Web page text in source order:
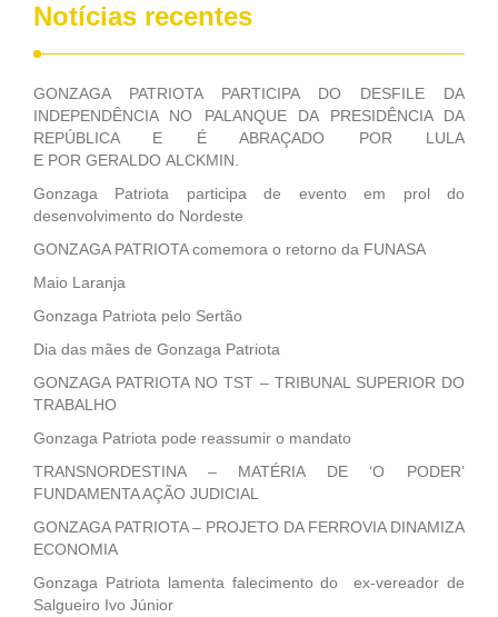
Notícias recentes
GONZAGA PATRIOTA PARTICIPA DO DESFILE DA
INDEPENDÊNCIA NO PALANQUE DA PRESIDÊNCIA DA
REPÚBLICA E É ABRAÇADO POR LULA
E POR GERALDO ALCKMIN.
Gonzaga Patriota participa de evento em prol do
desenvolvimento do Nordeste
GONZAGA PATRIOTA comemora o retorno da FUNASA
Maio Laranja
Gonzaga Patriota pelo Sertão
Dia das mães de Gonzaga Patriota
GONZAGA PATRIOTA NO TST – TRIBUNAL SUPERIOR DO
TRABALHO
Gonzaga Patriota pode reassumir o mandato
TRANSNORDESTINA – MATÉRIA DE ‘O PODER’
FUNDAMENTA AÇÃO JUDICIAL
GONZAGA PATRIOTA – PROJETO DA FERROVIA DINAMIZA
ECONOMIA
Gonzaga Patriota lamenta falecimento do ex-vereador de
Salgueiro Ivo Júnior